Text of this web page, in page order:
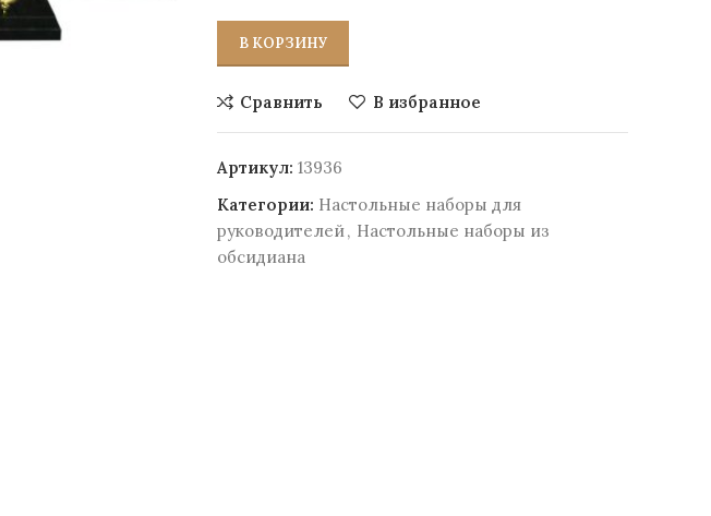
В КОРЗИНУ
Сравнить В избранное
Артикул: 13936
Категории: Настольные наборы для
руководителей, Настольные наборы из
обсидиана